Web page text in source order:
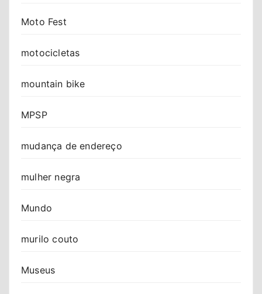
Moto Fest
motocicletas
mountain bike
MPSP
mudança de endereço
mulher negra
Mundo
murilo couto
Museus